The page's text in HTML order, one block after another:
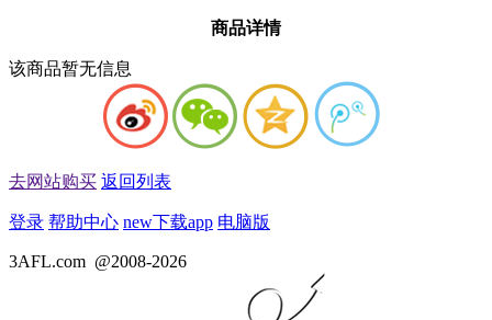
商品详情
该商品暂无信息
去网站购买 返回列表
登录 帮助中心 new下载app 电脑版
3AFL.com @2008-2026